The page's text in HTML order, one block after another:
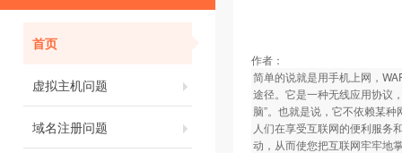
首页
虚拟主机问题
域名注册问题
作者：
简单的说就是用手机上网，
途径。它是一种无线应用协议
脑”。也就是说，它不依赖某
人们在享受互联网的便利服务
动，从而使您把互联网牢牢地